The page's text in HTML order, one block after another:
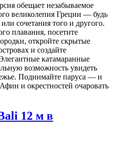
обещает незабываемое
великолепия Греции — будь
сочетания того и другого.
плавания, посетите
откройте скрытые
и создайте
катамаранные
возможность увидеть
Поднимайте паруса — и
и окрестностей очаровать
12 м в